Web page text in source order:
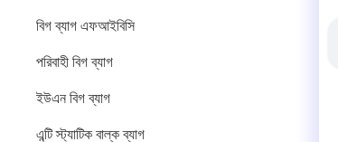
বিগ ব্যাগ এফআইবিসি
পরিবাহী বিগ ব্যাগ
ইউএন বিগ ব্যাগ
এন্টি স্ট্যাটিক বাল্ক ব্যাগ